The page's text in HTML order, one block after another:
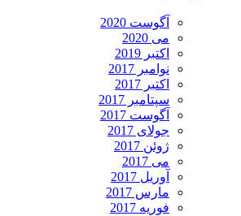
آگوست 2020
سپتامبر 2017
آگوست 2017
جولای 2017
مارس 2017